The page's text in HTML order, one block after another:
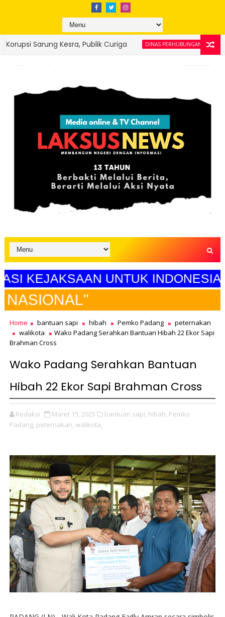
DINAS PERHUBUNGAN Sambut HJK Padang Ke-357,
UNTUK INDONESIA MAJU"
Home bantuan sapi hibah Pemko Padang
peternakan
walikota
Wako Padang Serahkan Bantuan Hibah 22 Ekor Sapi
Brahman Cross
Wako Padang Serahkan Bantuan
Hibah 22 Ekor Sapi Brahman Cross
Redaksi Maret 15, 2025 bantuan sapi, hibah, Pemko
Padang, peternakan, walikota,